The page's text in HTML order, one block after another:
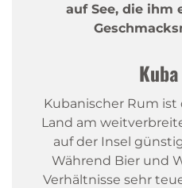
auf See, die ihm
Kuba
Kubanischer Rum ist
Land am
auf der Insel
Während Bier und
Verhältnisse sehr